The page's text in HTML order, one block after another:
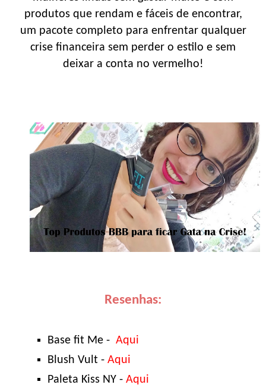
produtos que rendam e fáceis de encontrar,
um pacote completo para enfrentar qualquer
crise financeira sem perder o estilo e sem
deixar a conta no vermelho!
Resenhas:
Base fit Me - Aqui
Blush Vult - Aqui
Paleta Kiss NY - Aqui